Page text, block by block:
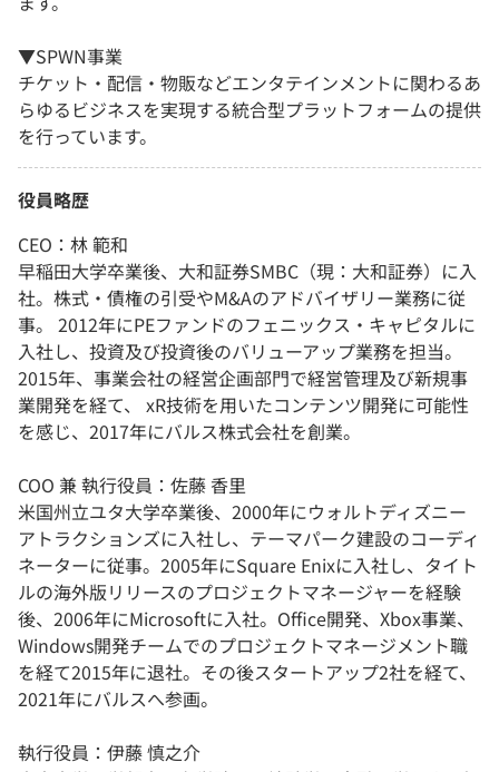
▼SPWN事業
チケット・配信・物販などエンタテインメントに関わるあ
らゆるビジネスを実現する統合型プラットフォームの提供
を行っています。
役員略歴
CEO：林 範和
早稲田大学卒業後、大和証券SMBC（現：大和証券）に入
社。株式・債権の引受やM&Aのアドバイザリー業務に従
事。 2012年にPEファンドのフェニックス・キャピタルに
入社し、投資及び投資後のバリューアップ業務を担当。
2015年、事業会社の経営企画部門で経営管理及び新規事
業開発を経て、 xR技術を用いたコンテンツ開発に可能性
を感じ、2017年にバルス株式会社を創業。
COO 兼 執行役員：佐藤 香里
米国州立ユタ大学卒業後、2000年にウォルトディズニー
アトラクションズに入社し、テーマパーク建設のコーディ
ネーターに従事。2005年にSquare Enixに入社し、タイト
ルの海外版リリースのプロジェクトマネージャーを経験
後、2006年にMicrosoftに入社。Office開発、Xbox事業、
Windows開発チームでのプロジェクトマネージメント職
を経て2015年に退社。その後スタートアップ2社を経て、
2021年にバルスへ参画。
執行役員：伊藤 慎之介